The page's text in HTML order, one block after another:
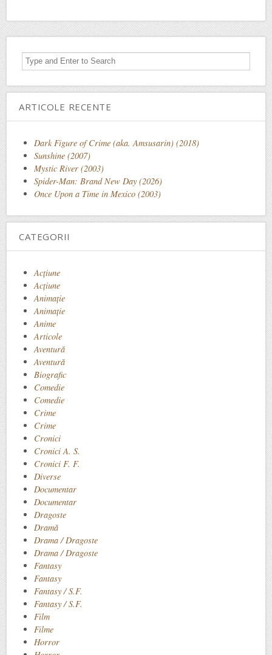
ARTICOLE RECENTE
Dark Figure of Crime (aka. Amsusarin) (2018)
Sunshine (2007)
Mystic River (2003)
Spider-Man: Brand New Day (2026)
Once Upon a Time in Mexico (2003)
CATEGORII
Acţiune
Acțiune
Animaţie
Animație
Anime
Articole
Aventură
Aventură
Biografic
Comedie
Comedie
Crime
Crime
Cronici
Cronici A. S.
Cronici F. F.
Diverse
Documentar
Documentar
Dragoste
Dramă
Drama / Dragoste
Drama / Dragoste
Fantasy
Fantasy
Fantasy / S.F.
Fantasy / S.F.
Film
Filme
Horror